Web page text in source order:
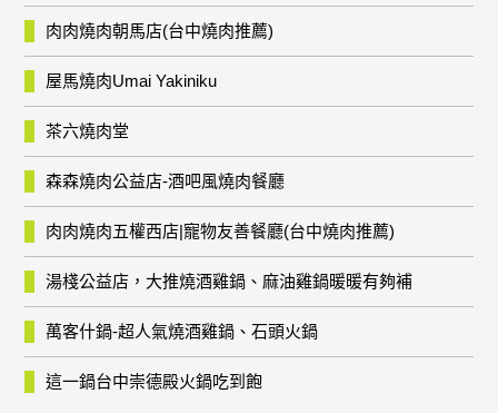
肉肉燒肉朝馬店(台中燒肉推薦)
屋馬燒肉Umai Yakiniku
茶六燒肉堂
森森燒肉公益店-酒吧風燒肉餐廳
肉肉燒肉五權西店|寵物友善餐廳(台中燒肉推薦)
湯棧公益店，大推燒酒雞鍋、麻油雞鍋暖暖有夠補
萬客什鍋-超人氣燒酒雞鍋、石頭火鍋
這一鍋台中崇德殿火鍋吃到飽